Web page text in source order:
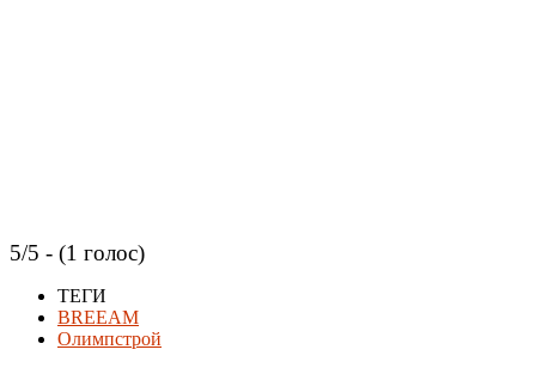
5/5 - (1 голос)
ТЕГИ
BREEAM
Олимпстрой